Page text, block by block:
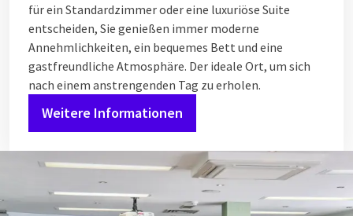
für ein Standardzimmer oder eine luxuriöse Suite
entscheiden, Sie genießen immer moderne
Annehmlichkeiten, ein bequemes Bett und eine
gastfreundliche Atmosphäre. Der ideale Ort, um sich
nach einem anstrengenden Tag zu erholen.
Weitere Informationen